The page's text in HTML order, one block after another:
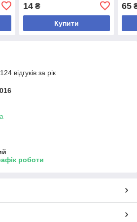
14₴
Купити
65
відгуків за рік
роботи